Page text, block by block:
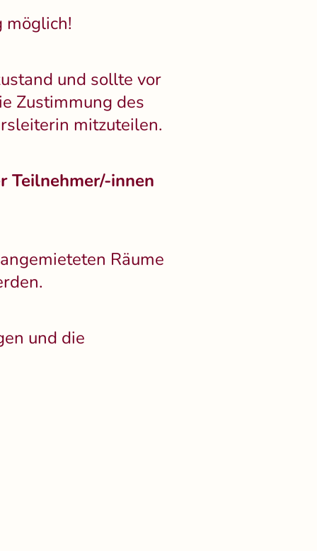
möglich!
und sollte vor
Zustimmung des
mitzuteilen.
Teilnehmer/-innen
Räume
und die